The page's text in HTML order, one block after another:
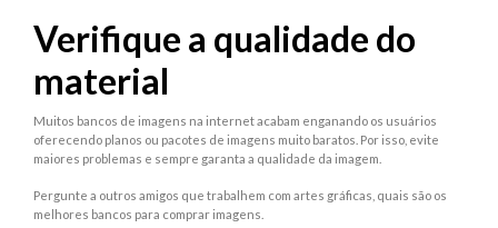
Verifique a qualidade do
material
Muitos bancos de imagens na internet acabam enganando os usuários
oferecendo planos ou pacotes de imagens muito baratos. Por isso, evite
maiores problemas e sempre garanta a qualidade da imagem.
Pergunte a outros amigos que trabalhem com artes gráficas, quais são os
melhores bancos para comprar imagens.